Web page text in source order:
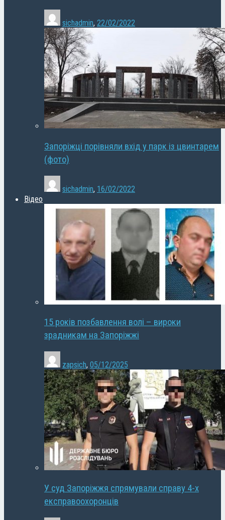
sichadmin, 22/02/2022
Запоріжці порівняли вхід у парк із цвинтарем
(фото)
sichadmin, 16/02/2022
Відео
15 років позбавлення волі – вироки
зрадникам на Запоріжжі
zapsich, 05/12/2025
У суд Запоріжжя спрямували справу 4-х
експравоохоронців